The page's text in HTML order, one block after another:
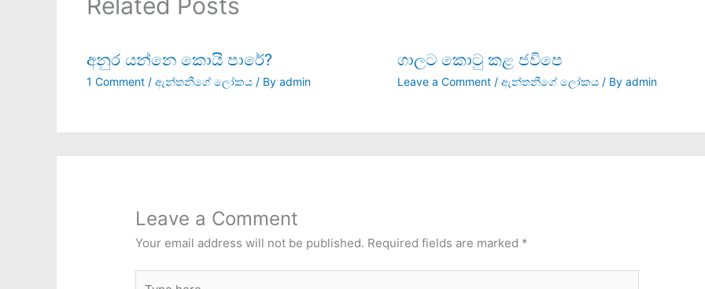
Related Posts
අනුර යන්නෙ කොයි පාරේ?
1 Comment / ඇන්තනීගේ ලෝකය/ By admin
ගාලට කොටු කළ ජවිපෙ
Leave a Comment / ඇන්තනීගේ ලෝකය/ By admin
Leave a Comment
Your email address will not be published. Required fields are marked *